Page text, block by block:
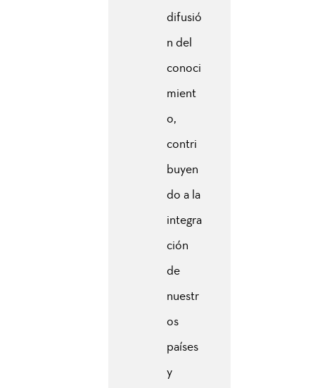
difusió
n del
conoci
mient
o,
contri
buyen
do a la
integra
ción
de
nuestr
os
países
y